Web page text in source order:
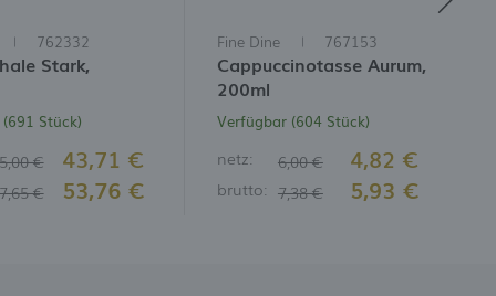
762332
Stark,
Stück)
€ 43,71 €
€ 53,76 €
Fine Dine 767153
Cappuccinotasse Aurum,
200ml
Verfügbar (604 Stück)
netz: 6,00 € 4,82 €
brutto: 7,38 € 5,93 €